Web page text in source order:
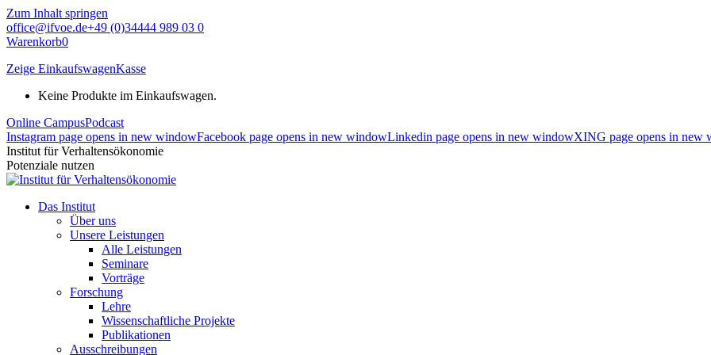
Zum Inhalt springen
office@ifvoe.de+49 (0)34444 989 03 0
Warenkorb0
Zeige EinkaufswagenKasse
Keine Produkte im Einkaufswagen.
Online CampusPodcast
Instagram page opens in new windowFacebook page opens in new windowLinkedin page opens in new windowXING page opens in new
Institut für Verhaltensökonomie
Potenziale nutzen
Das Institut
Über uns
Unsere Leistungen
Alle Leistungen
Seminare
Vorträge
Forschung
Lehre
Wissenschaftliche Projekte
Publikationen
Ausschreibungen